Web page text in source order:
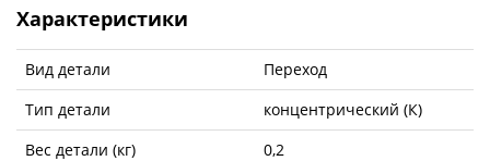
Характеристики
Вид детали
Переход
Тип детали
концентрический (К)
Вес детали (кг)
0,2